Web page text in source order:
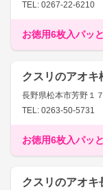
TEL: 0267-22-6210
お徳用6枚入パッ
クスリのアオキ
長野県松本市芳野１
TEL: 0263-50-5731
お徳用6枚入パッ
クスリのアオキ